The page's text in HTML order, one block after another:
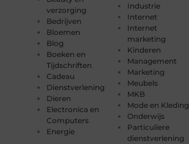
verzorging
Bedrijven
Bloemen
Blog
Boeken en
Tijdschriften
Cadeau
Dienstverlening
Dieren
Electronica en
Computers
Energie
Industrie
Internet
Internet
marketing
Kinderen
Management
Marketing
Meubels
MKB
Mode en Kleding
Onderwijs
Particuliere
dienstverlening